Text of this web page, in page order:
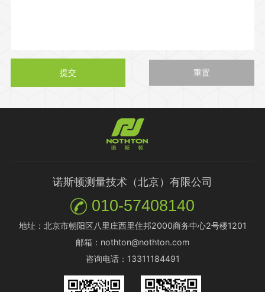
提交 重置
诺斯顿测量技术（北京）有限公司
010-57408140
地址：北京市朝阳区八里庄西里住邦2000商务中心2号楼1201
邮箱：nothton@nothton.com
咨询电话：13311184491